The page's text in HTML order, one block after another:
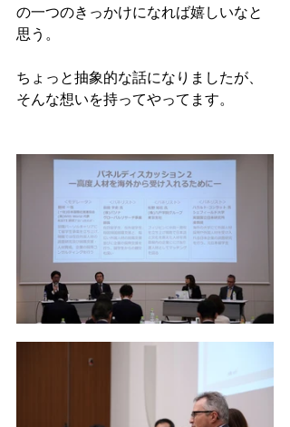
の一つのきっかけになれば嬉しいなと
思う。
ちょっと抽象的な話になりましたが、
そんな想いを持ってやってます。